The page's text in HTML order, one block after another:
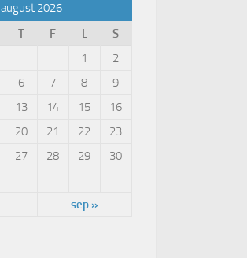
august 2026
T F L
S
1
2
6 7 8
9
13 14 15
16
20 21 22
23
27 28 29
30
sep »